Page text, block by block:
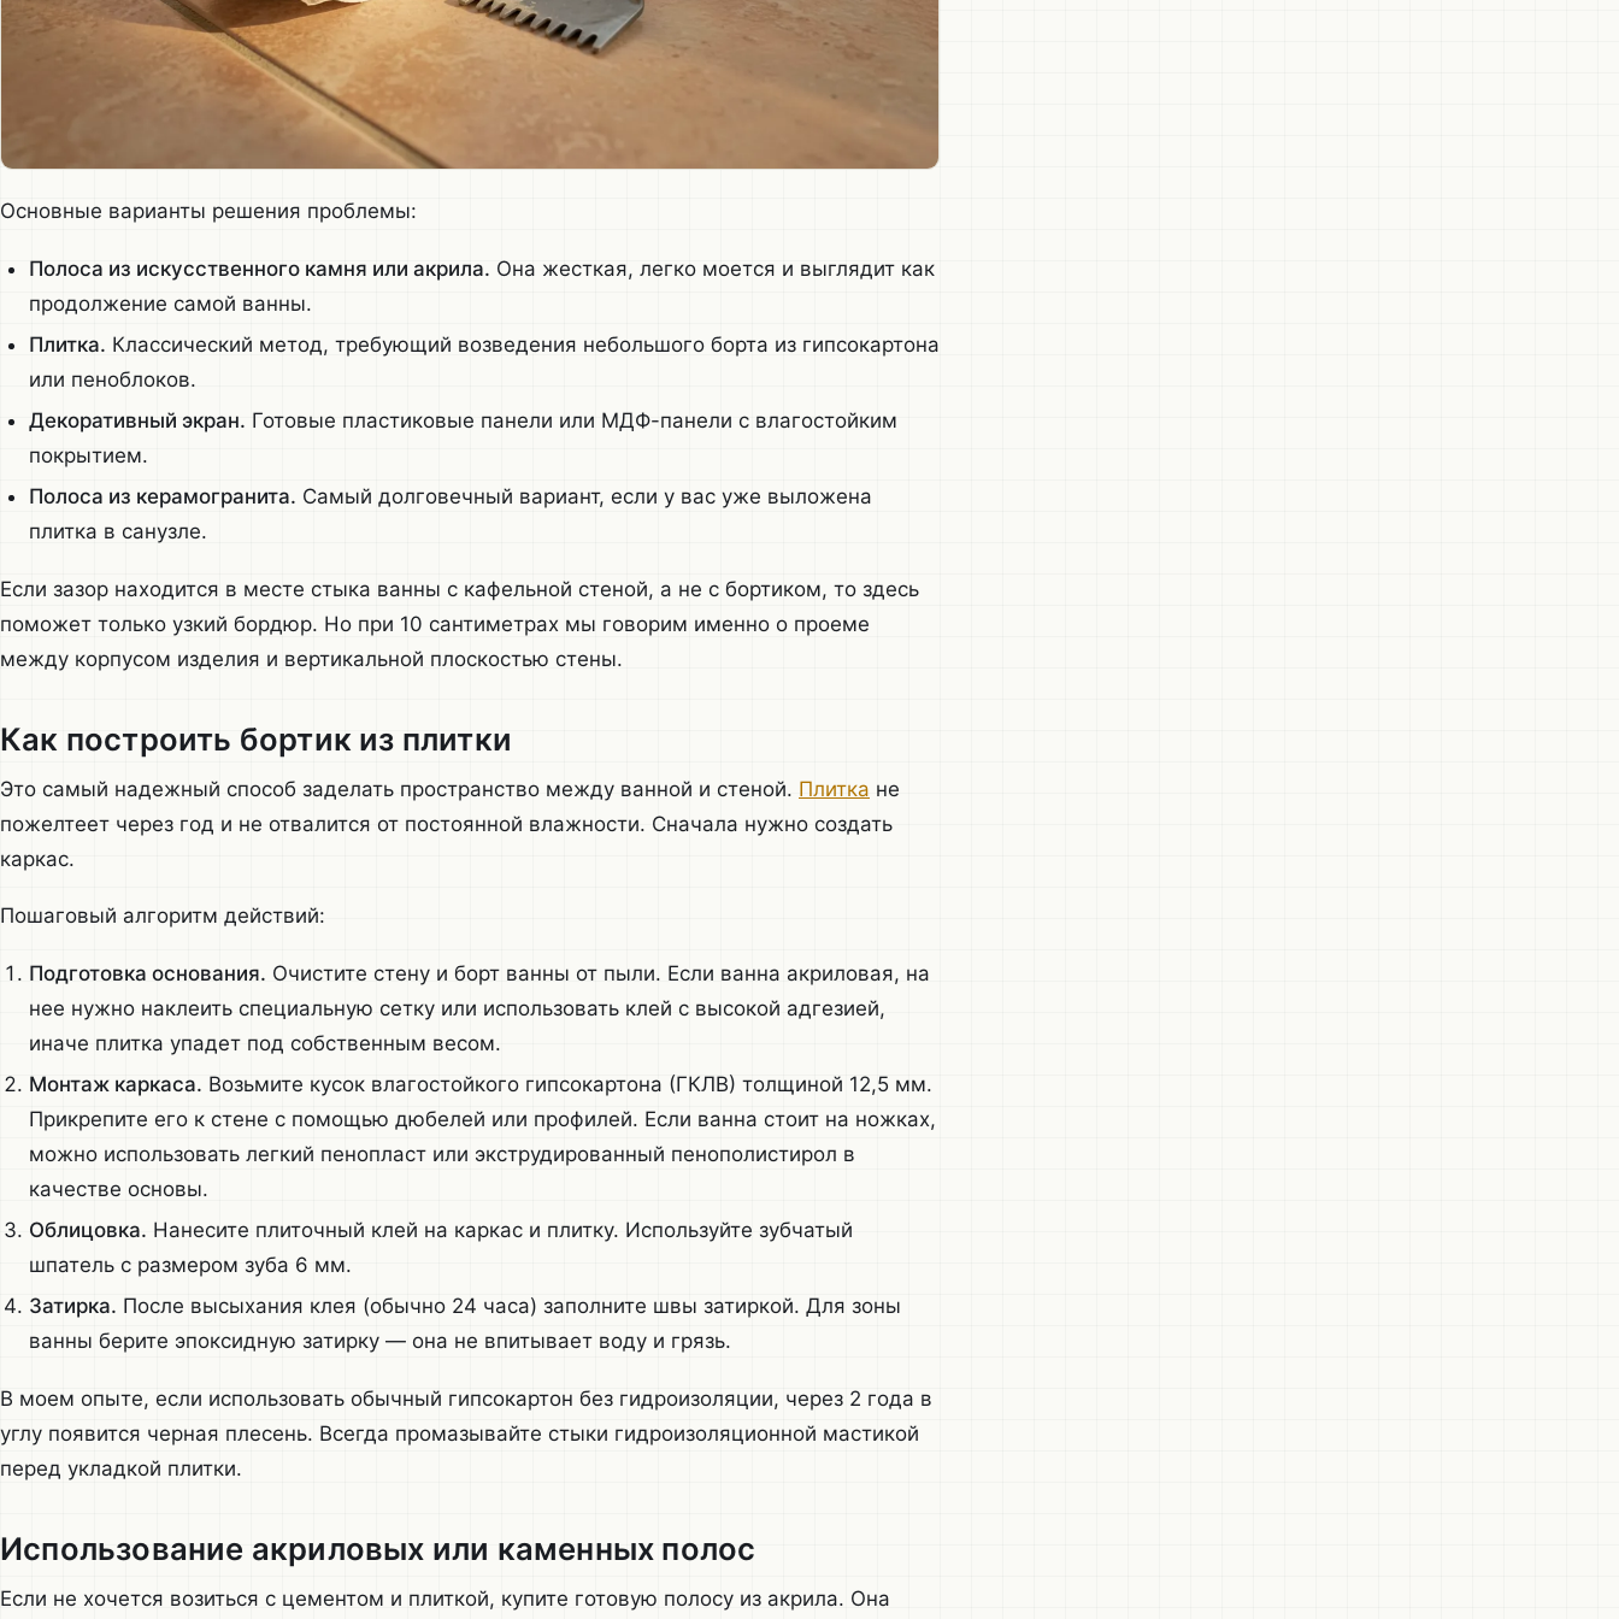
Основные варианты решения проблемы:
Полоса из искусственного камня или акрила. Она жесткая, легко моется и выглядит как
продолжение самой ванны.
Плитка. Классический метод, требующий возведения небольшого борта из гипсокартона
или пеноблоков.
Декоративный экран. Готовые пластиковые панели или МДФ-панели с влагостойким
покрытием.
Полоса из керамогранита. Самый долговечный вариант, если у вас уже выложена
плитка в санузле.
Если зазор находится в месте стыка ванны с кафельной стеной, а не с бортиком, то здесь
поможет только узкий бордюр. Но при 10 сантиметрах мы говорим именно о проеме
между корпусом изделия и вертикальной плоскостью стены.
Как построить бортик из плитки
Это самый надежный способ заделать пространство между ванной и стеной. Плитка не
пожелтеет через год и не отвалится от постоянной влажности. Сначала нужно создать
каркас.
Пошаговый алгоритм действий:
Подготовка основания. Очистите стену и борт ванны от пыли. Если ванна акриловая, на
нее нужно наклеить специальную сетку или использовать клей с высокой адгезией,
иначе плитка упадет под собственным весом.
Монтаж каркаса. Возьмите кусок влагостойкого гипсокартона (ГКЛВ) толщиной 12,5 мм.
Прикрепите его к стене с помощью дюбелей или профилей. Если ванна стоит на ножках,
можно использовать легкий пенопласт или экструдированный пенополистирол в
качестве основы.
Облицовка. Нанесите плиточный клей на каркас и плитку. Используйте зубчатый
шпатель с размером зуба 6 мм.
Затирка. После высыхания клея (обычно 24 часа) заполните швы затиркой. Для зоны
ванны берите эпоксидную затирку — она не впитывает воду и грязь.
В моем опыте, если использовать обычный гипсокартон без гидроизоляции, через 2 года в
углу появится черная плесень. Всегда промазывайте стыки гидроизоляционной мастикой
перед укладкой плитки.
Использование акриловых или каменных полос
Если не хочется возиться с цементом и плиткой, купите готовую полосу из акрила. Она